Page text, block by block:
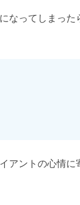
なってしまっ
アントの心情に